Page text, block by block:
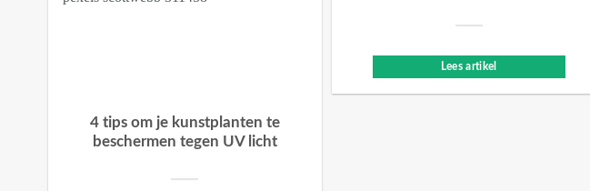
4 tips om je kunstplanten te
beschermen tegen UV licht
Lees artikel